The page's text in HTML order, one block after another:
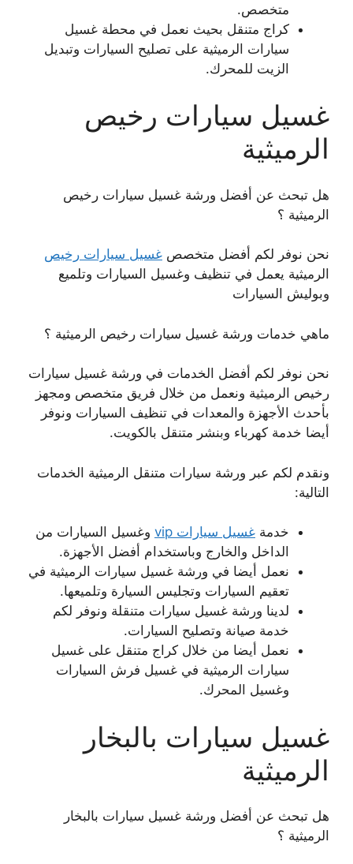
متخصص.
كراج متنقل بحيث نعمل في محطة غسيل
سيارات الرميثية على تصليح السيارات وتبديل
الزيت للمحرك.
غسيل سيارات رخيص
الرميثية
هل تبحث عن أفضل ورشة غسيل سيارات رخيص
الرميثية ؟
نحن نوفر لكم أفضل متخصص غسيل سيارات رخيص
الرميثية يعمل في تنظيف وغسيل السيارات وتلميع
وبوليش السيارات
ماهي خدمات ورشة غسيل سيارات رخيص الرميثية ؟
نحن نوفر لكم أفضل الخدمات في ورشة غسيل سيارات
رخيص الرميثية ونعمل من خلال فريق متخصص ومجهز
بأحدث الأجهزة والمعدات في تنظيف السيارات ونوفر
أيضا خدمة كهرباء وبنشر متنقل بالكويت.
ونقدم لكم عبر ورشة سيارات متنقل الرميثية الخدمات
التالية:
خدمة غسيل سيارات vip
وغسيل السيارات من
الداخل والخارج وباستخدام أفضل الأجهزة.
نعمل أيضا في ورشة غسيل سيارات الرميثية في
تعقيم السيارات وتجليس السيارة وتلميعها.
لدينا ورشة غسيل سيارات متنقلة ونوفر لكم
خدمة صيانة وتصليح السيارات.
نعمل أيضا من خلال كراج متنقل على غسيل
سيارات الرميثية في غسيل فرش السيارات
وغسيل المحرك.
غسيل سيارات بالبخار
الرميثية
هل تبحث عن أفضل ورشة غسيل سيارات بالبخار
الرميثية ؟